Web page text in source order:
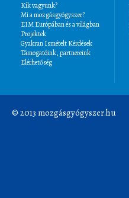
Kik vagyunk?
Mi a mozgásgyógyszer?
EIM Európában és a világban
Projektek
Gyakran Ismételt Kérdések
Támogatóink, partnereink
Elérhetőség
© 2013 mozgásgyógyszer.hu